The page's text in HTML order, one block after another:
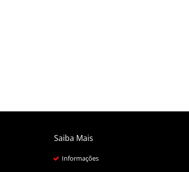
Saiba Mais
Informações